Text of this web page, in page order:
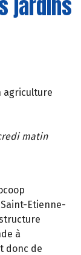
jardins
agriculture
matin
Etienne-
à
donc de